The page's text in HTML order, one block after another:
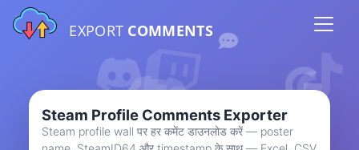
EXPORT COMMENTS
Steam Profile Comments Exporter
Steam profile wall पर हर कमेंट डाउनलोड करें — poster